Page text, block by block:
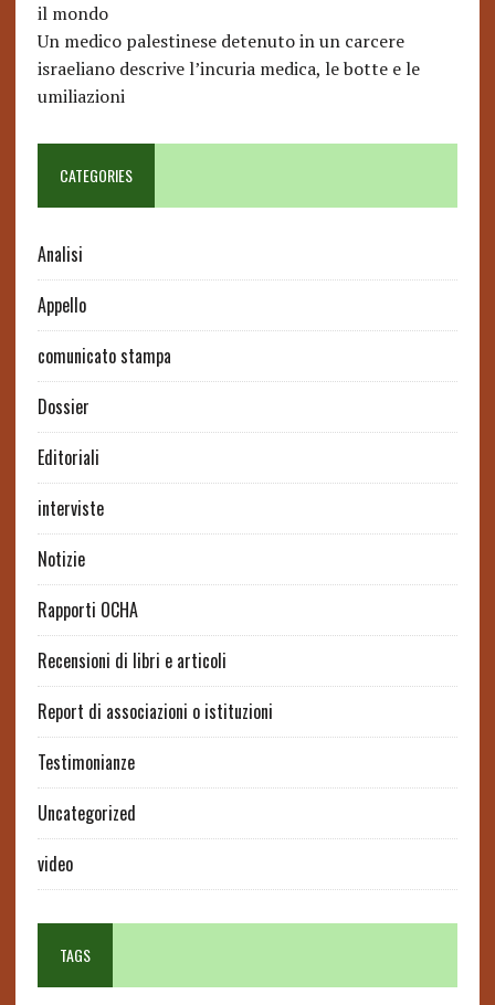
il mondo
Un medico palestinese detenuto in un carcere
israeliano descrive l’incuria medica, le botte e le
umiliazioni
CATEGORIES
Analisi
Appello
comunicato stampa
Dossier
Editoriali
interviste
Notizie
Rapporti OCHA
Recensioni di libri e articoli
Report di associazioni o istituzioni
Testimonianze
Uncategorized
video
TAGS